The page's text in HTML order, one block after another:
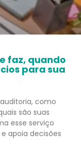
faz, quando
para sua
como
são suas
esse serviço
apoia decisões